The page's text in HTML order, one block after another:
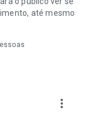
Badoo e
conhecer
até mesmo
more_vert